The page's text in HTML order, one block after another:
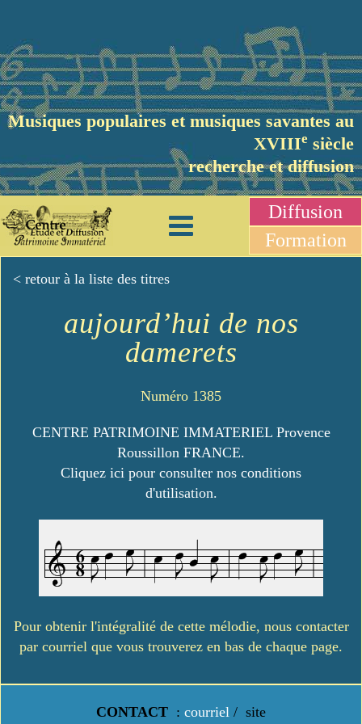
Musiques populaires et musiques savantes au
XVIIIe siècle
recherche et diffusion
Diffusion
Formation
< retour à la liste des titres
aujourd’hui de nos
damerets
Numéro 1385
CENTRE PATRIMOINE IMMATERIEL Provence
Roussillon FRANCE.
Cliquez ici pour consulter nos conditions
d'utilisation.
Pour obtenir l'intégralité de cette mélodie, nous contacter
par courriel que vous trouverez en bas de chaque page.
CONTACT : courriel / site